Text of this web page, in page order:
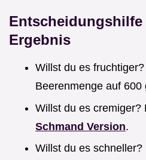
Ergebnis
Willst du es
Beerenmenge auf 600
Willst du es cremiger?
Schmand Version.
Willst du es schneller?